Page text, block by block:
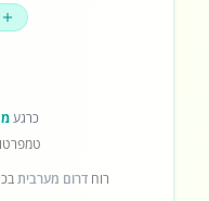
כרגע
רוח דרום מערבית